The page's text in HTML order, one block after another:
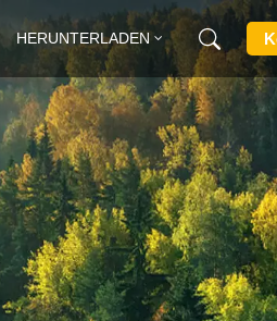
HERUNTERLADEN